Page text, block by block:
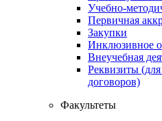
Учебно-
Первичная
Закупки
Инклюзивное
Внеучебная
Реквизиты
договоров)
Факультеты